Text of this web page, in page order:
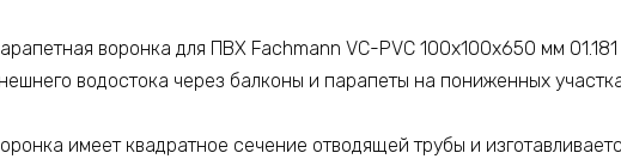
воронка для ПВХ Fachmann VC-PVC 100x100x650 мм
водостока через балконы и парапеты на пониженных
имеет квадратное сечение отводящей трубы и